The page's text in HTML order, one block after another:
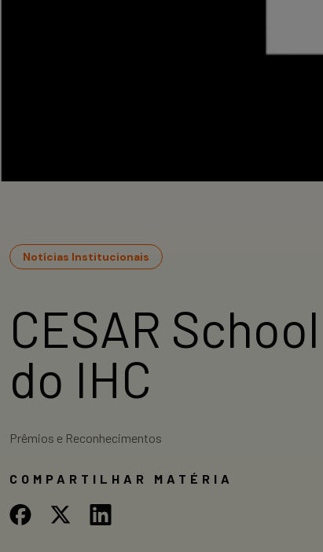
Notícias Institucionais
CESAR
do IHC
Prêmios e Reconhecimentos
COMPARTILHAR MATÉRIA